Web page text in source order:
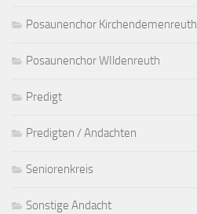
Posaunenchor Kirchendemenreuth
Posaunenchor WIldenreuth
Predigt
Predigten / Andachten
Seniorenkreis
Sonstige Andacht